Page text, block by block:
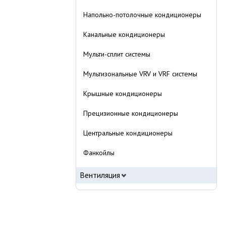
Напольно-потолочные кондиционеры
Канальные кондиционеры
Мульти-сплит системы
Мультизональные VRV и VRF системы
Крышные кондиционеры
Прецизионные кондиционеры
Центральные кондиционеры
Фанкойлы
Вентиляция